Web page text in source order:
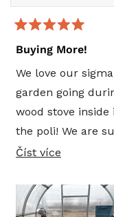
5
5
hvězdiček
Buying More!
We love our
garden going
wood stove
the poli! We are
we are planning
very well
Číst více
o
této